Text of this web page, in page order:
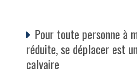
Pour toute personne à
réduite, se déplacer est
calvaire